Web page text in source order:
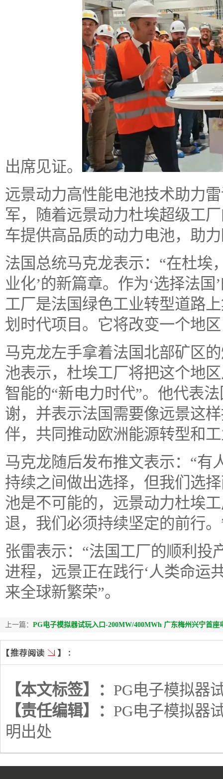
出席见证。
远景动力高性能电池技术助力
军，随着远景动力杜埃超级工
车提供高品质的动力电池，助
法国总统马克龙表示：“在杜埃
业化’的新篇章。作为‘选择法
工厂是法国绿色工业转型道路
划时代项目。它将改变一个地
马克龙左手拿着法国北部矿区
池表示，杜埃工厂将把这个地
智能的“新电力时代”。他代表
谢，并表示法国需要像远景这
伴，共同推动欧洲能源转型和
马克龙随后发布推文表示：“有
持续之间做出选择，但我们选
池是不可能的，远景动力杜埃
退，我们必须持续坚定的前行。
张雷表示：“法国工厂的顺利投
进程，远景正在践行‘人类命运
来全球新繁荣”。
上一篇： PG电子模拟器试玩入口-200MW/400MWh 广东梅州兴宁首
【本文标签】： PG电子模拟器
【责任编辑】： PG电子模拟器
明出处